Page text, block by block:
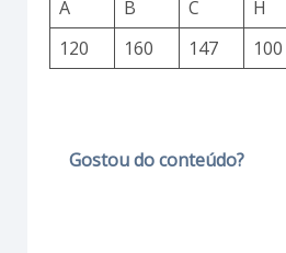
A B C H
120
160 147 100
Gostou do conteúdo?